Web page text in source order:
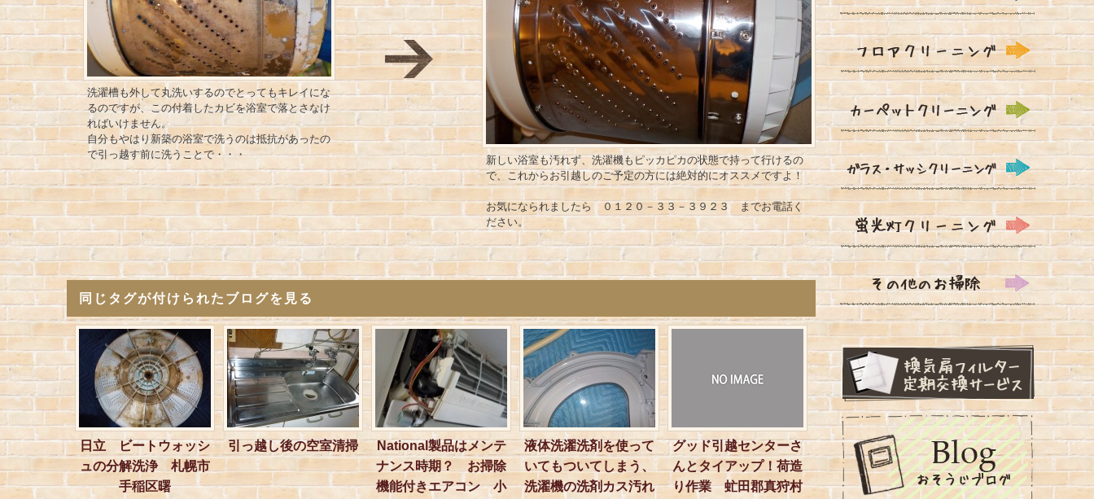
洗濯槽も外して丸洗いするのでとってもキレイにな
るのですが、この付着したカビを浴室で落とさなけ
ればいけません。
自分もやはり新築の浴室で洗うのは抵抗があったの
で引っ越す前に洗うことで・・・
新しい浴室も汚れず、洗濯機もピッカピカの状態で持って行けるの
で、これからお引越しのご予定の方には絶対的にオススメですよ！
お気になられましたら ０１２０－３３－３９２３ までお電話く
ださい。
同じタグが付けられたブログを見る
日立 ビートウォッシ
ュの分解洗浄 札幌市
手稲区曙
引っ越し後の空室清掃
National製品はメンテ
ナンス時期？ お掃除
機能付きエアコン 小
液体洗濯洗剤を使って
いてもついてしまう、
洗濯機の洗剤カス汚れ
グッド引越センターさ
んとタイアップ！荷造
り作業 虻田郡真狩村